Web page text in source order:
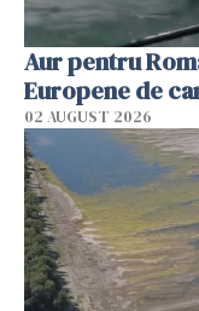
Aur pentru
Europene de
02 AUGUST 2026